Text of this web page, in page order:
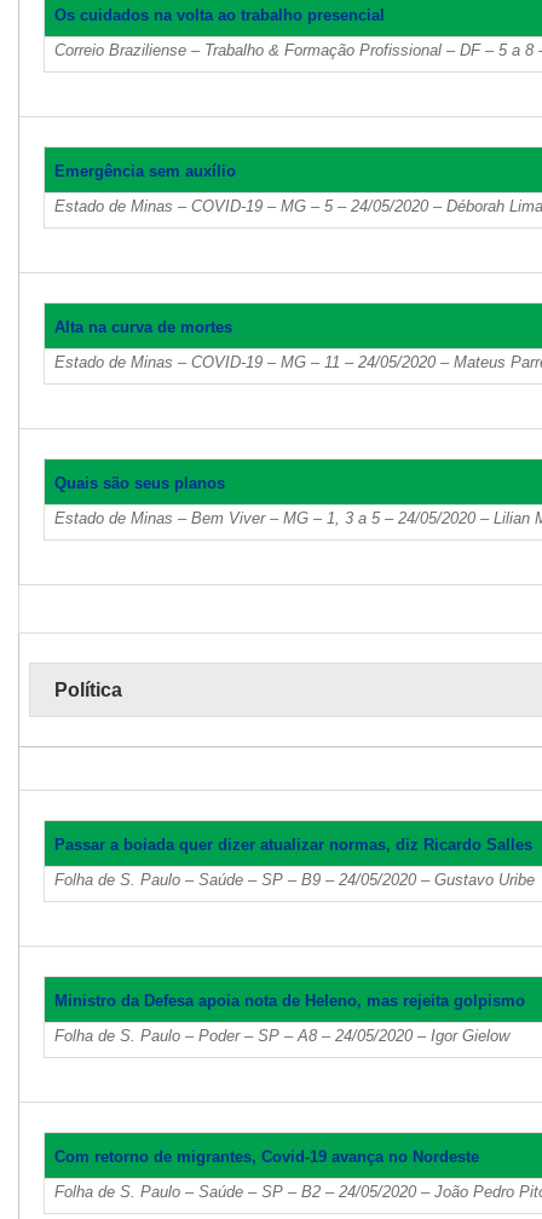
Os cuidados na volta ao trabalho presencial
Correio Braziliense – Trabalho & Formação Profissional – DF – 5 a
Emergência sem auxílio
Estado de Minas – COVID-19 – MG – 5 – 24/05/2020 – Déborah Lima
Alta na curva de mortes
Estado de Minas – COVID-19 – MG – 11 – 24/05/2020 – Mateus
Quais são seus planos
Estado de Minas – Bem Viver – MG – 1, 3 a 5 – 24/05/2020 – Lilian
Política
Passar a boiada quer dizer atualizar normas, diz Ricardo Salles
Folha de S. Paulo – Saúde – SP – B9 – 24/05/2020 – Gustavo Uribe
Ministro da Defesa apoia nota de Heleno, mas rejeita golpismo
Folha de S. Paulo – Poder – SP – A8 – 24/05/2020 – Igor Gielow
Com retorno de migrantes, Covid-19 avança no Nordeste
Folha de S. Paulo – Saúde – SP – B2 – 24/05/2020 – João Pedro